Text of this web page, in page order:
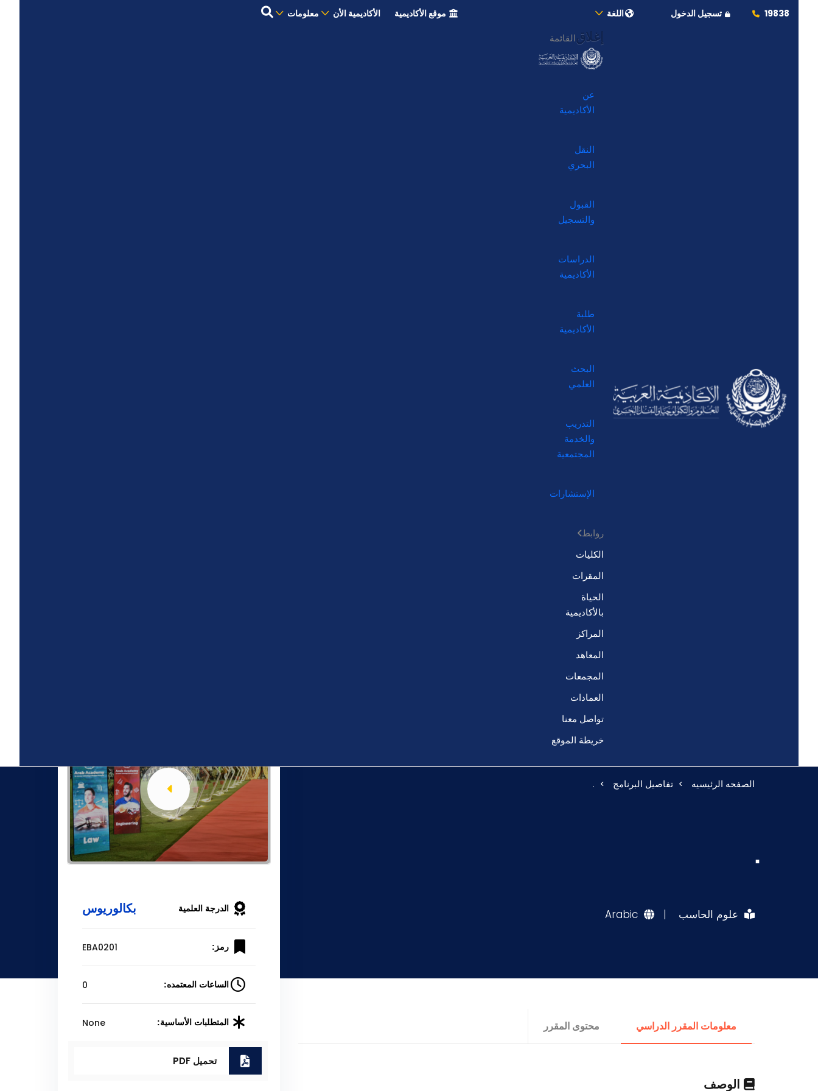
19838 تسجيل الدخول اللغة موقع الأكاديمية الأكاديمية الأن معلومات
إغلاق القائمة
عن
الأكاديمية
النقل
البحري
القبول
والتسجيل
الدراسات
الأكاديمية
طلبة
الأكاديمية
البحث
العلمي
التدريب
والخدمة
المجتمعية
الإستشارات
روابط
الكليات
المقرات
الحياة
بالأكاديمية
المراكز
المعاهد
المجمعات
العمادات
تواصل معنا
خريطة الموقع
الصفحه الرئيسيه تفاصيل البرنامج .
.
علوم الحاسب |
Arabic
معلومات المقرر الدراسي محتوى المقرر
الوصف
الدرجة العلمية بكالوريوس
رمز: EBA0201
الساعات المعتمده: 0
المتطلبات الأساسية: None
تحميل PDF